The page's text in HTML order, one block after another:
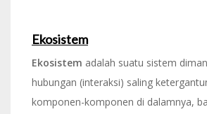
Ekosistem
Ekosistem adalah suatu sistem
hubungan (interaksi) saling
komponen-komponen di dalamnya,